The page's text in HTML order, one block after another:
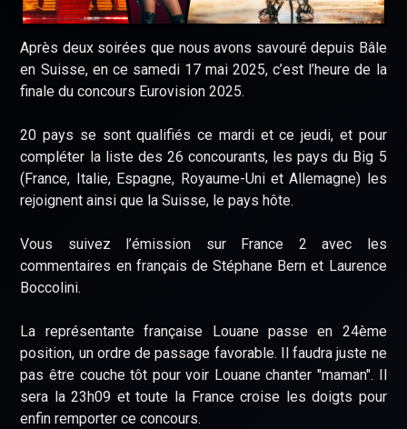
Après deux soirées que nous avons savouré depuis Bâle
en Suisse, en ce samedi 17 mai 2025, c’est l’heure de la
finale du concours Eurovision 2025.
20 pays se sont qualifiés ce mardi et ce jeudi, et pour
compléter la liste des 26 concourants, les pays du Big 5
(France, Italie, Espagne, Royaume-Uni et Allemagne) les
rejoignent ainsi que la Suisse, le pays hôte.
Vous suivez l’émission sur France 2 avec les
commentaires en français de Stéphane Bern et Laurence
Boccolini.
La représentante française Louane passe en 24ème
position, un ordre de passage favorable. Il faudra juste ne
pas être couche tôt pour voir Louane chanter "maman". Il
sera la 23h09 et toute la France croise les doigts pour
enfin remporter ce concours.